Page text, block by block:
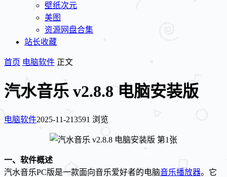
壁纸次元
美图
资源网盘合集
站长收藏
首页 电脑软件 正文
汽水音乐 v2.8.8 电脑安装版
电脑软件2025-11-213591 浏览
一、软件概述
汽水音乐PC版是一款面向音乐爱好者的电脑音乐播放器。它